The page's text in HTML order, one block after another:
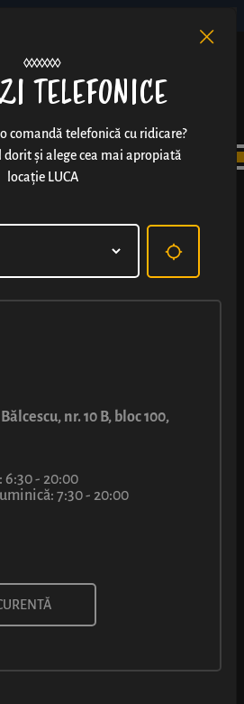
rondele de salam, măsline grecești,
TELEFONICE
comandă telefonică cu ridicare?
dorit și alege cea mai apropiată
locație LUCA
nr. 10 B, bloc 100,
6:30 - 20:00
7:30 - 20:00